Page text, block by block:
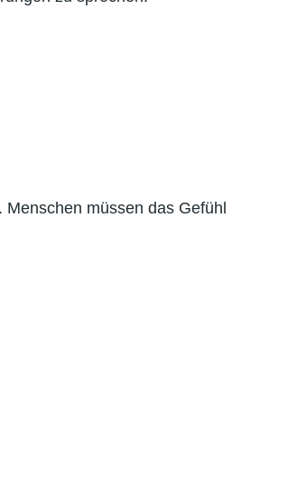
müssen das Gefühl